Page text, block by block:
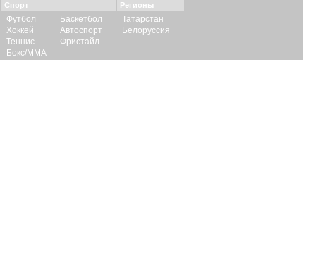
Спорт
Футбол
Хоккей
Теннис
Бокс/ММА
Баскетбол
Автоспорт
Фристайл
Регионы
Татарстан
Белоруссия